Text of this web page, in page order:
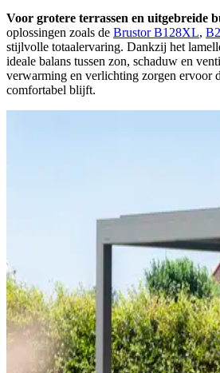
Voor grotere terrassen en uitgebreide
oplossingen zoals de Brustor B128XL,
stijlvolle totaalervaring. Dankzij het
ideale balans tussen zon, schaduw en
verwarming en verlichting zorgen ervoor
comfortabel blijft.